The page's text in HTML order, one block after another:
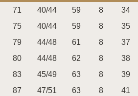
71 40/44 59 8
34
75 40/44 59 8
35
79 44/48 61 8
37
80 44/48 62 8
38
83 45/49 63 8
39
87 47/51 63 8
41